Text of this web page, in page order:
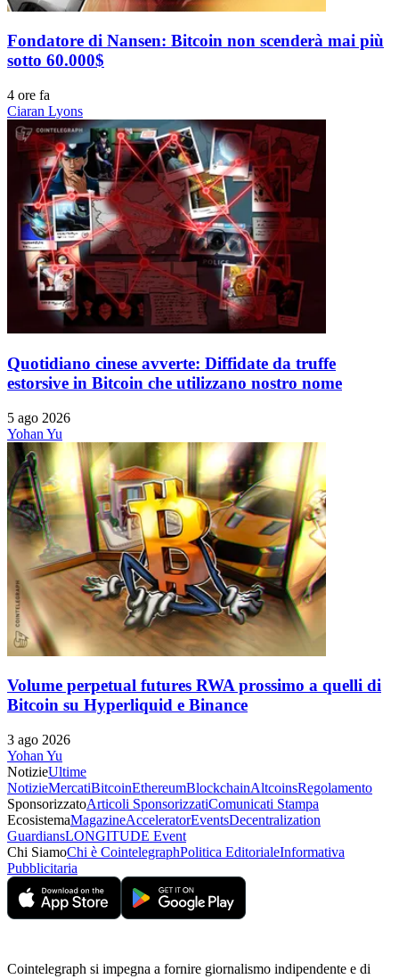
Fondatore di Nansen: Bitcoin non scenderà mai più
sotto 60.000$
4 ore fa
Ciaran Lyons
Quotidiano cinese avverte: Diffidate da truffe
estorsive in Bitcoin che utilizzano nostro nome
5 ago 2026
Yohan Yu
Volume perpetual futures RWA prossimo a quelli di
Bitcoin su Hyperliquid e Binance
3 ago 2026
Yohan Yu
NotizieUltime
NotizieMercatiBitcoinEthereumBlockchainAltcoinsRegolamento
SponsorizzatoArticoli SponsorizzatiComunicati Stampa
EcosistemaMagazineAcceleratorEventsDecentralization
GuardiansLONGITUDE Event
Chi SiamoChi è CointelegraphPolitica EditorialeInformativa
Pubblicitaria
Cointelegraph si impegna a fornire giornalismo indipendente e di